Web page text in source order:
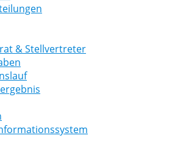
& Stellvertreter